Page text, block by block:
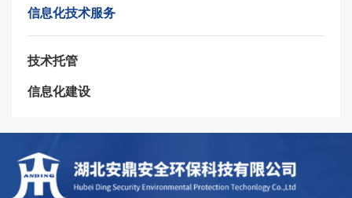
信息化技术服务
技术托管
信息化建设